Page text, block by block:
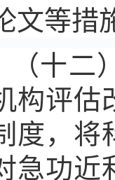
文等措
（十
构评估
度，将
急功近